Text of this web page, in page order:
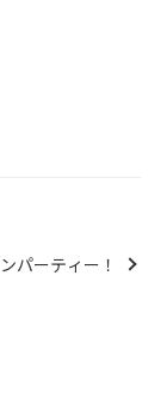
パーティー！